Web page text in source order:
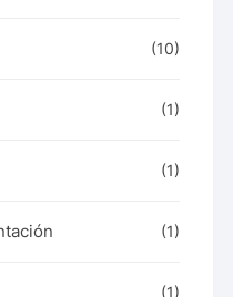
(10)
(1)
(1)
(1)
(1)